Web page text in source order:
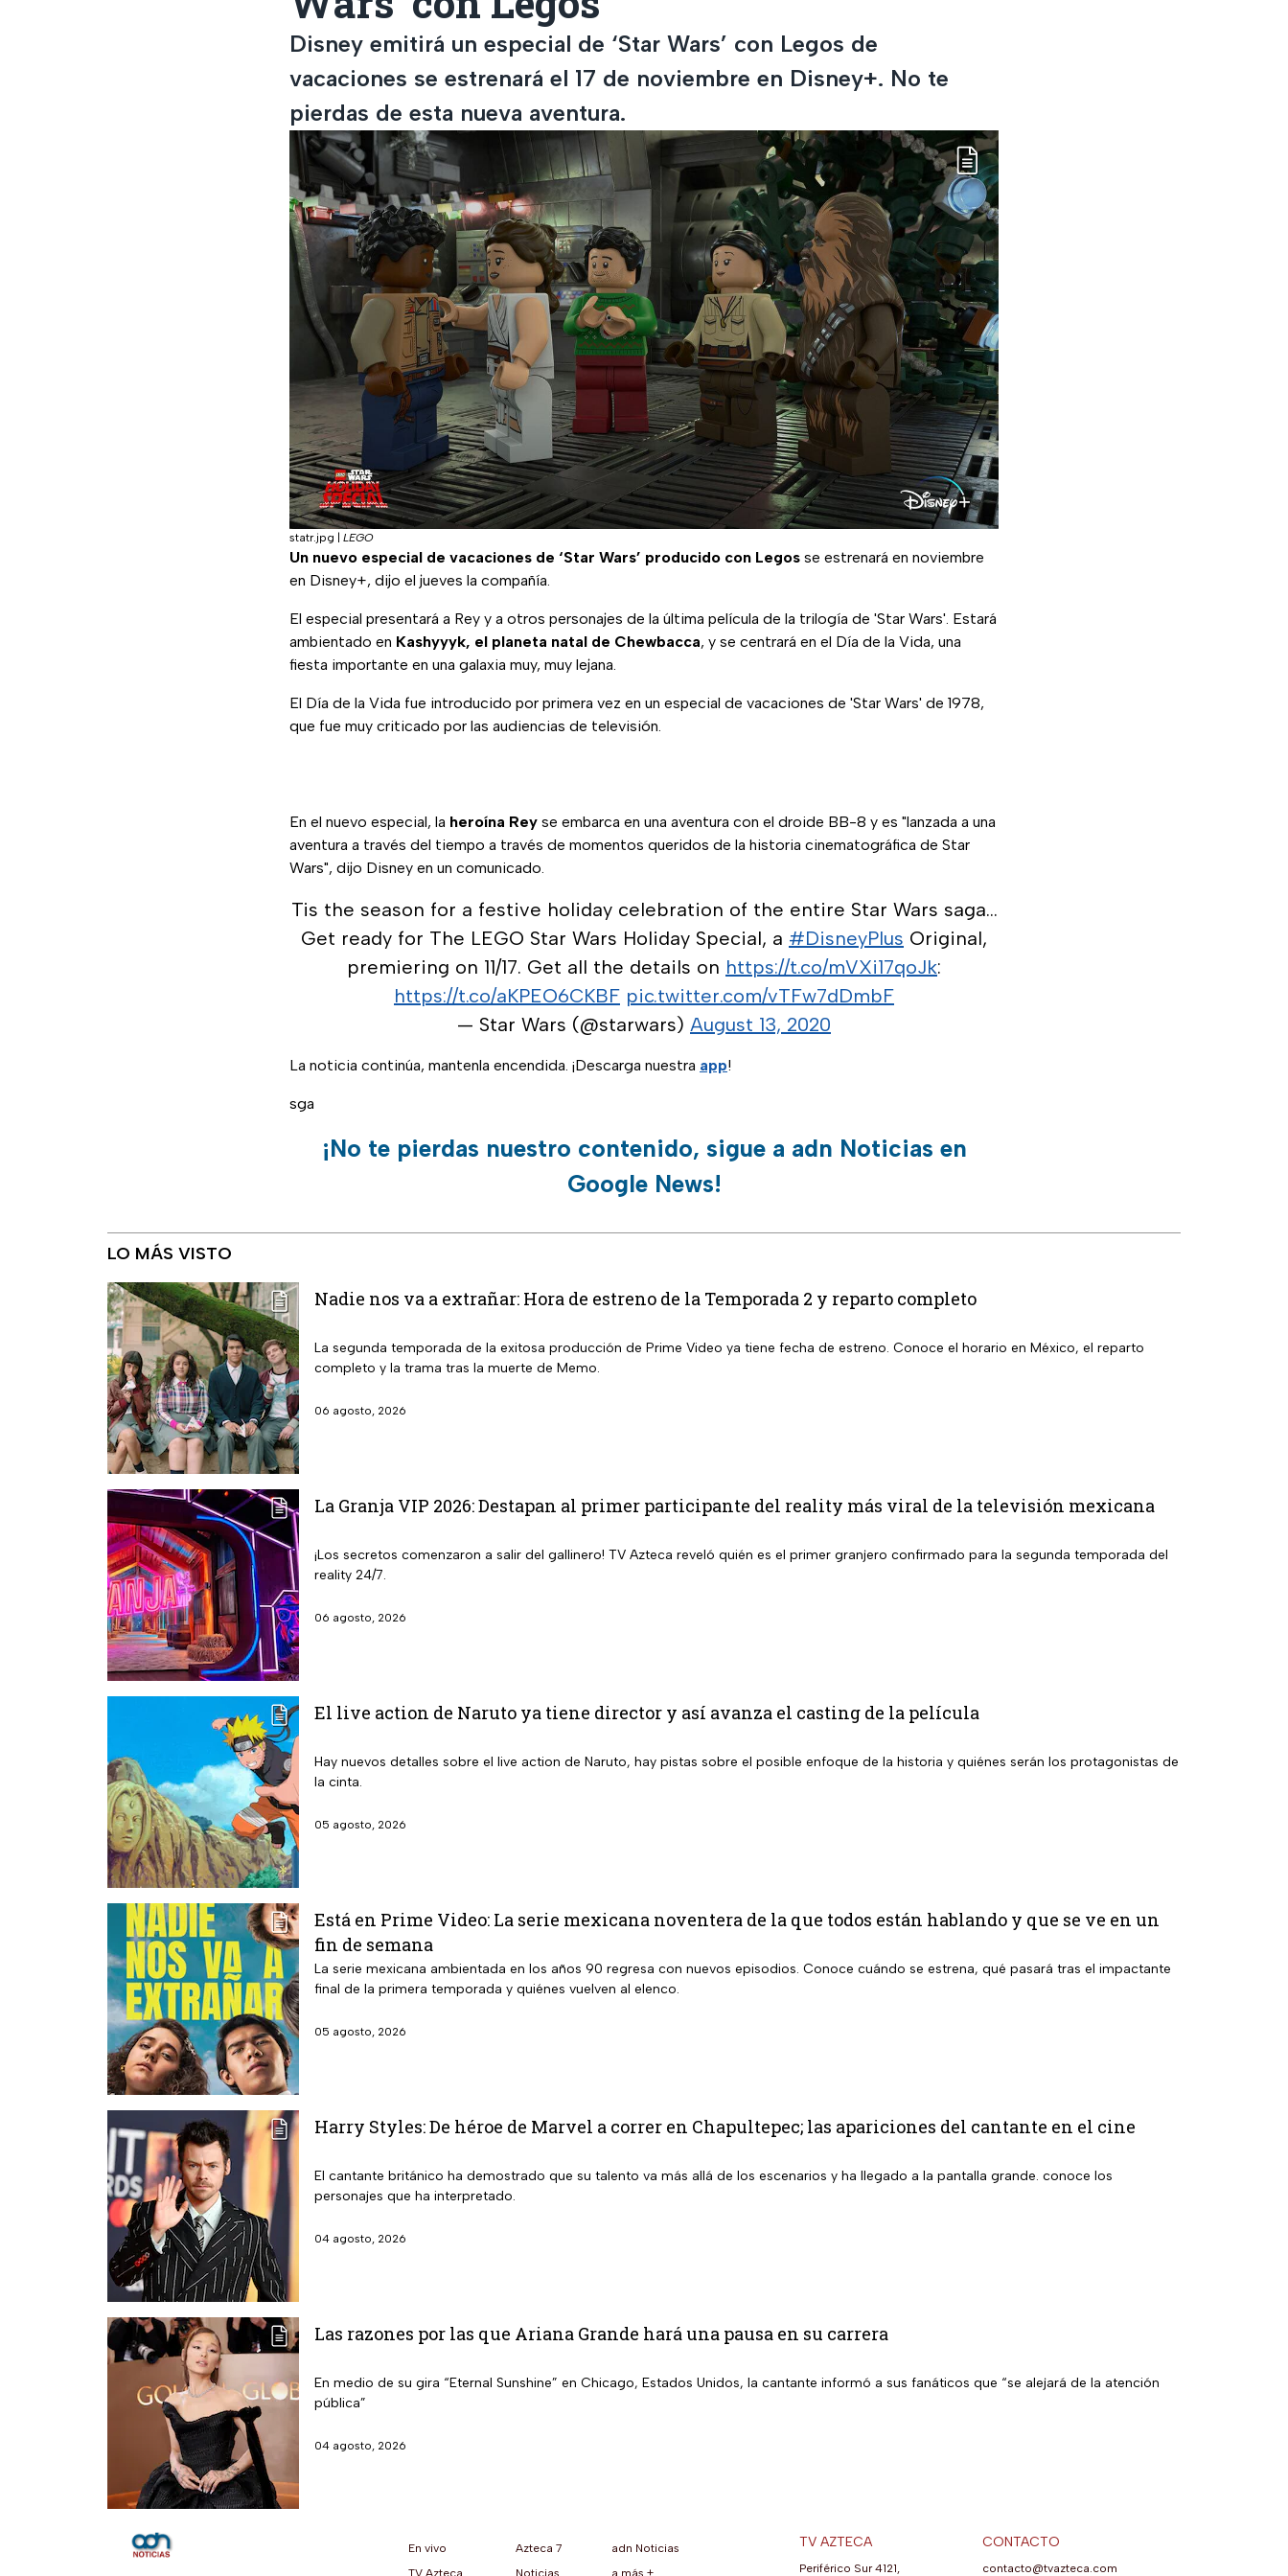
Disney emitirá un especial de ‘Star Wars’ con Legos de
vacaciones se estrenará el 17 de noviembre en Disney+. No te
pierdas de esta nueva aventura.
statr.jpg LEGO
Un nuevo especial de vacaciones de ‘Star Wars’ producido con Legos se estrenará en noviembre
en Disney+, dijo el jueves la compañía.
El especial presentará a Rey y a otros personajes de la última película de la trilogía de 'Star Wars'. Estará
ambientado en Kashyyyk, el planeta natal de Chewbacca, y se centrará en el Día de la Vida, una
fiesta importante en una galaxia muy, muy lejana.
El Día de la Vida fue introducido por primera vez en un especial de vacaciones de 'Star Wars' de 1978,
que fue muy criticado por las audiencias de televisión.
En el nuevo especial, la heroína Rey se embarca en una aventura con el droide BB-8 y es "lanzada a una
aventura a través del tiempo a través de momentos queridos de la historia cinematográfica de Star
Wars", dijo Disney en un comunicado.
Tis the season for a festive holiday celebration of the entire Star Wars saga...
Get ready for The LEGO Star Wars Holiday Special, a #DisneyPlus Original,
premiering on 11/17. Get all the details on https://t.co/mVXi17qoJk:
https://t.co/aKPEO6CKBF pic.twitter.com/vTFw7dDmbF
— Star Wars (@starwars) August 13, 2020
La noticia continúa, mantenla encendida. ¡Descarga nuestra app!
sga
¡No te pierdas nuestro contenido, sigue a adn Noticias en
Google News!
LO MÁS VISTO
Nadie nos va a extrañar: Hora de estreno de la Temporada 2 y reparto completo
La segunda temporada de la exitosa producción de Prime Video ya tiene fecha de estreno. Conoce el horario en México, el reparto
completo y la trama tras la muerte de Memo.
06 agosto, 2026
La Granja VIP 2026: Destapan al primer participante del reality más viral de la televisión mexicana
¡Los secretos comenzaron a salir del gallinero! TV Azteca reveló quién es el primer granjero confirmado para la segunda temporada del
reality 24/7.
06 agosto, 2026
El live action de Naruto ya tiene director y así avanza el casting de la película
Hay nuevos detalles sobre el live action de Naruto, hay pistas sobre el posible enfoque de la historia y quiénes serán los protagonistas de
la cinta.
05 agosto, 2026
Está en Prime Video: La serie mexicana noventera de la que todos están hablando y que se ve en un
fin de semana
La serie mexicana ambientada en los años 90 regresa con nuevos episodios. Conoce cuándo se estrena, qué pasará tras el impactante
final de la primera temporada y quiénes vuelven al elenco.
05 agosto, 2026
Harry Styles: De héroe de Marvel a correr en Chapultepec; las apariciones del cantante en el cine
El cantante británico ha demostrado que su talento va más allá de los escenarios y ha llegado a la pantalla grande. conoce los
personajes que ha interpretado.
04 agosto, 2026
Las razones por las que Ariana Grande hará una pausa en su carrera
En medio de su gira “Eternal Sunshine” en Chicago, Estados Unidos, la cantante informó a sus fanáticos que “se alejará de la atención
pública”
04 agosto, 2026
En vivo
TV Azteca
Azteca 7
Noticias
adn Noticias
a más +
TV AZTECA
Periférico Sur 4121,
CONTACTO
contacto@tvazteca.com